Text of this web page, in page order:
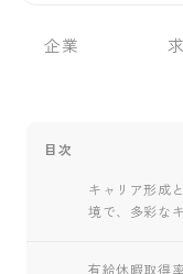
企業
目次
キャリア形成
境で、多彩な
有給休暇取得